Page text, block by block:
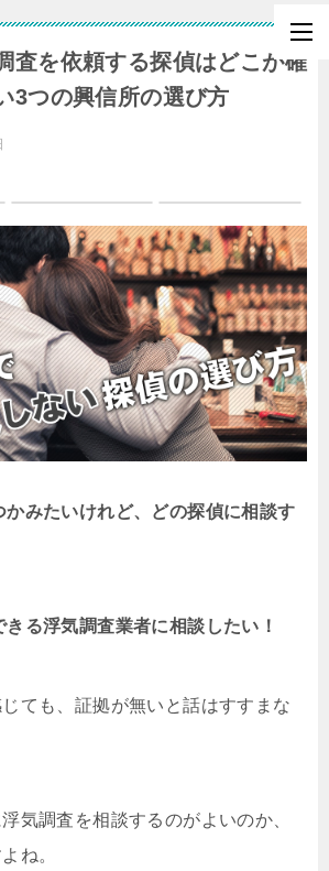
査を依頼する探偵はどこが確
3つの興信所の選び方
かみたいけれど、どの探偵に相談す
る浮気調査業者に相談したい！
ても、証拠が無いと話はすすまな
気調査を相談するのがよいのか、
ね。